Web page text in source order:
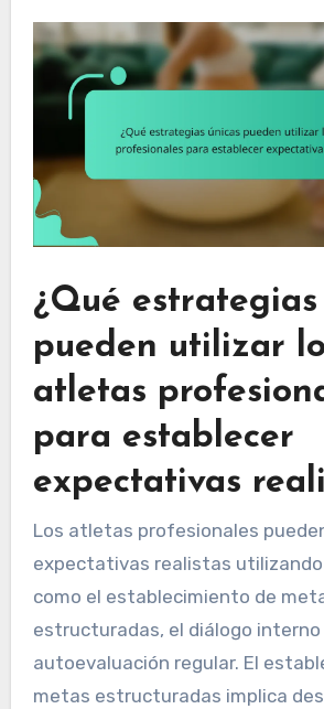
¿Qué estrategias
pueden utilizar
atletas
para establecer
expectativas
Los atletas profesionales
expectativas realistas
como el establecimiento de
estructuradas, el diálogo
autoevaluación regular. El
metas estructuradas implica